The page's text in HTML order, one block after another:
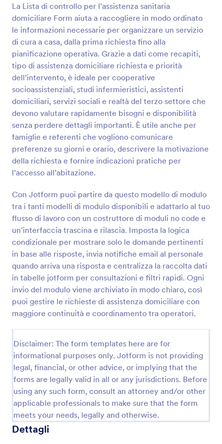
La Lista di controllo per l’assistenza sanitaria
domiciliare Form aiuta a raccogliere in modo ordinato
le informazioni necessarie per organizzare un servizio
di cura a casa, dalla prima richiesta fino alla
pianificazione operativa. Grazie a dati come recapiti,
tipo di assistenza domiciliare richiesta e priorità
dell’intervento, è ideale per cooperative
socioassistenziali, studi infermieristici, assistenti
domiciliari, servizi sociali e realtà del terzo settore che
devono valutare rapidamente bisogni e disponibilità
senza perdere dettagli importanti. È utile anche per
famiglie e referenti che vogliono comunicare
preferenze su giorni e orario, descrivere la motivazione
della richiesta e fornire indicazioni pratiche per
l’accesso all’abitazione.
Con Jotform puoi partire da questo modello di modulo
tra i tanti modelli di modulo disponibili e adattarlo al tuo
flusso di lavoro con un costruttore di moduli no code e
un’interfaccia trascina e rilascia. Imposta la logica
condizionale per mostrare solo le domande pertinenti
in base alle risposte, invia notifiche email al personale
quando arriva una risposta e centralizza la raccolta dati
in tabelle jotform per consultazioni e filtri rapidi. Ogni
invio del modulo viene archiviato in modo chiaro, così
puoi gestire le richieste di assistenza domiciliare con
maggiore continuità e coordinamento tra operatori.
Disclaimer: The form templates here are for
informational purposes only. Jotform is not providing
legal, financial, or other advice, or implying that the
forms are legally valid in all or any jurisdictions. Before
using any such form, consult an attorney and/or other
applicable professionals to make sure that the form
meets your needs, legally and otherwise.
Dettagli
Anteprima
Modulo Di Consenso Per Caregiver
Raccogli autorizzazioni e informazioni essenziali per
l’assistenza con il Modulo di consenso per caregiver,
ideale per famiglie e assistenti, con raccolta dati e
gestione delle risposte in Jotform.
Go to Category:
Moduli di Consenso
Anteprima